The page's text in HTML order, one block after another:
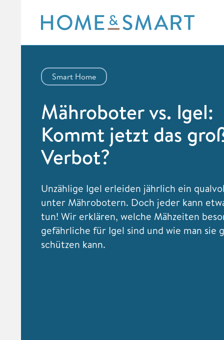
content
Smart Home
Mähroboter vs. Igel:
Kommt jetzt das
Verbot?
Unzählige Igel erleiden jährlich ein
unter Mährobotern. Doch jeder kann
tun! Wir erklären, welche Mähzeiten
gefährliche für Igel sind und wie man sie
schützen kann.